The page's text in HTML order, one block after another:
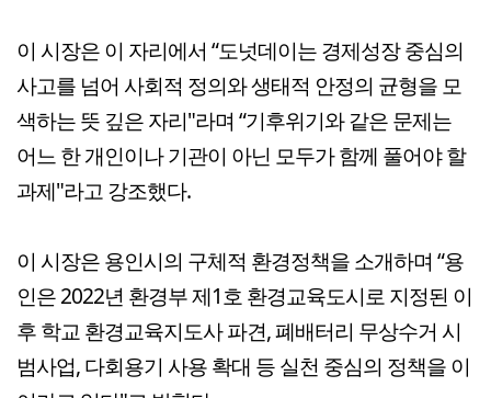
이 시장은 이 자리에서 “도넛데이는 경제성장 중심의
사고를 넘어 사회적 정의와 생태적 안정의 균형을 모
색하는 뜻 깊은 자리"라며 “기후위기와 같은 문제는
어느 한 개인이나 기관이 아닌 모두가 함께 풀어야 할
과제"라고 강조했다.
이 시장은 용인시의 구체적 환경정책을 소개하며 “용
인은 2022년 환경부 제1호 환경교육도시로 지정된 이
후 학교 환경교육지도사 파견, 폐배터리 무상수거 시
범사업, 다회용기 사용 확대 등 실천 중심의 정책을 이